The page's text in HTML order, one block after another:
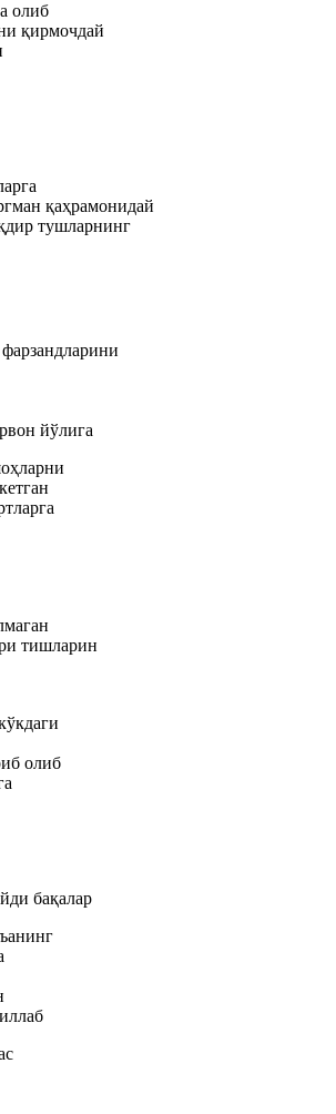
олиб
қирмочдай
қаҳрамонидай
тушларнинг
йўлига
тишларин
олиб
бақалар